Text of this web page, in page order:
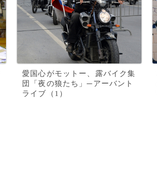
愛国心がモットー、露バイク集
団「夜の狼たち」─アーバント
ライブ（1）